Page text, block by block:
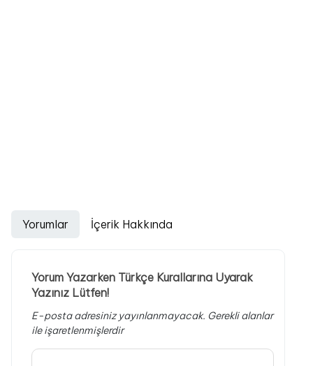
Yorumlar İçerik Hakkında
Yorum Yazarken Türkçe Kurallarına Uyarak
Yazınız Lütfen!
E-posta adresiniz yayınlanmayacak. Gerekli alanlar
ile işaretlenmişlerdir